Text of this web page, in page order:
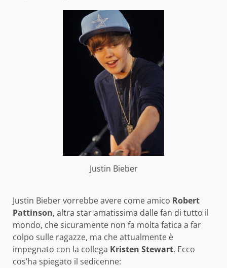
Justin Bieber
Justin Bieber vorrebbe avere come amico Robert
Pattinson, altra star amatissima dalle fan di tutto il
mondo, che sicuramente non fa molta fatica a far
colpo sulle ragazze, ma che attualmente è
impegnato con la collega Kristen Stewart. Ecco
cos’ha spiegato il sedicenne: